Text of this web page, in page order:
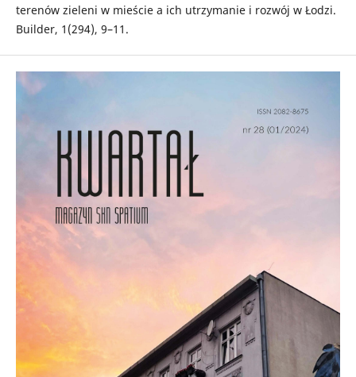
terenów zieleni w mieście a ich utrzymanie i rozwój w Łodzi.
Builder, 1(294), 9–11.